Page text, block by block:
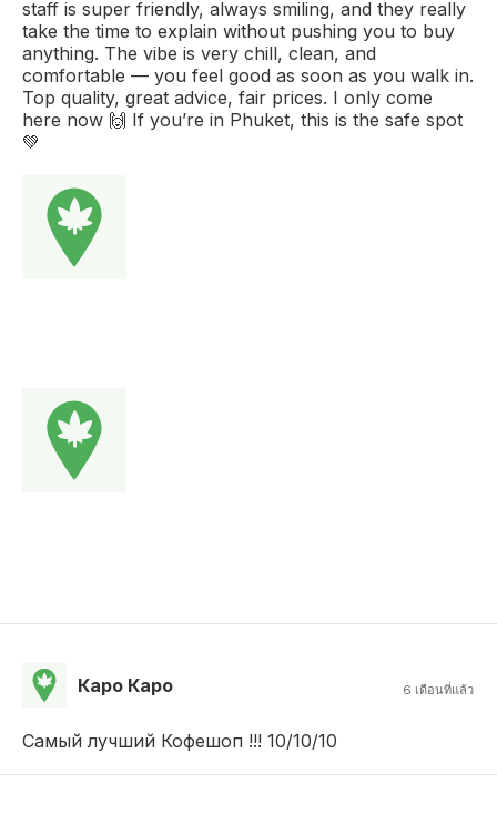
staff is super friendly, always smiling, and they really
take the time to explain without pushing you to buy
anything. The vibe is very chill, clean, and
comfortable — you feel good as soon as you walk in.
Top quality, great advice, fair prices. I only come
here now 🙌 If you’re in Phuket, this is the safe spot
💚
Каро Каро 6 เดือนที่แล้ว
Самый лучший Кофешоп !!! 10/10/10